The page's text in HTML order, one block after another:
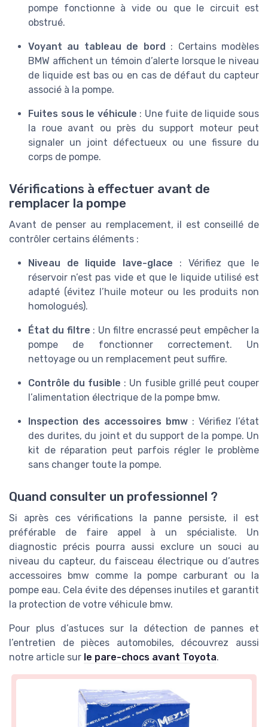
pompe fonctionne à vide ou que le circuit est
obstrué.
Voyant au tableau de bord : Certains modèles
BMW affichent un témoin d’alerte lorsque le niveau
de liquide est bas ou en cas de défaut du capteur
associé à la pompe.
Fuites sous le véhicule : Une fuite de liquide sous
la roue avant ou près du support moteur peut
signaler un joint défectueux ou une fissure du
corps de pompe.
Vérifications à effectuer avant de
remplacer la pompe
Avant de penser au remplacement, il est conseillé de
contrôler certains éléments :
Niveau de liquide lave-glace : Vérifiez que le
réservoir n’est pas vide et que le liquide utilisé est
adapté (évitez l’huile moteur ou les produits non
homologués).
État du filtre : Un filtre encrassé peut empêcher la
pompe de fonctionner correctement. Un
nettoyage ou un remplacement peut suffire.
Contrôle du fusible : Un fusible grillé peut couper
l’alimentation électrique de la pompe bmw.
Inspection des accessoires bmw : Vérifiez l’état
des durites, du joint et du support de la pompe. Un
kit de réparation peut parfois régler le problème
sans changer toute la pompe.
Quand consulter un professionnel ?
Si après ces vérifications la panne persiste, il est
préférable de faire appel à un spécialiste. Un
diagnostic précis pourra aussi exclure un souci au
niveau du capteur, du faisceau électrique ou d’autres
accessoires bmw comme la pompe carburant ou la
pompe eau. Cela évite des dépenses inutiles et garantit
la protection de votre véhicule bmw.
Pour plus d’astuces sur la détection de pannes et
l’entretien de pièces automobiles, découvrez aussi
notre article sur le pare-chocs avant Toyota.